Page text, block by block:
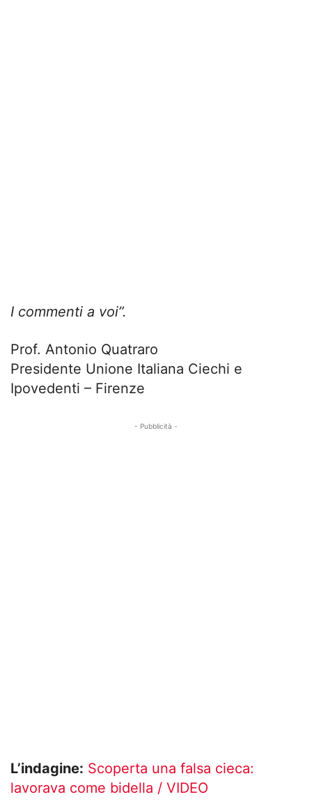
I commenti a voi”.
Prof. Antonio Quatraro
Presidente Unione Italiana Ciechi e
Ipovedenti – Firenze
- Pubblicità -
L’indagine: Scoperta una falsa cieca:
lavorava come bidella / VIDEO